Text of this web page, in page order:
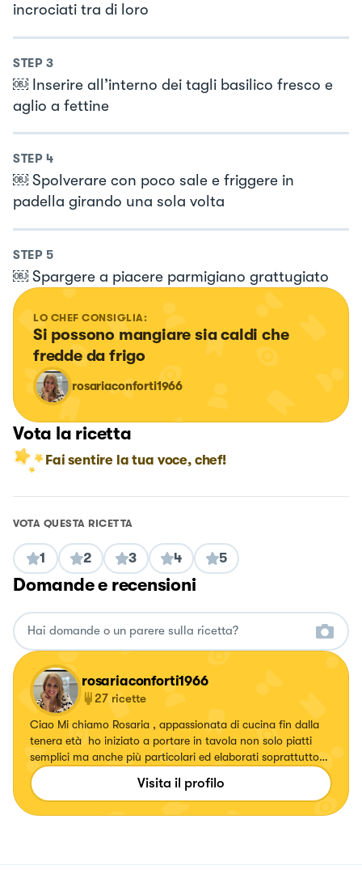
incrociati tra di loro
STEP 3
￼ Inserire all’interno dei tagli basilico fresco e
aglio a fettine
STEP 4
￼ Spolverare con poco sale e friggere in
padella girando una sola volta
STEP 5
￼ Spargere a piacere parmigiano grattugiato
LO CHEF CONSIGLIA:
Si possono mangiare sia caldi che
fredde da frigo
rosariaconforti1966
Vota la ricetta
Fai sentire la tua voce, chef!
VOTA QUESTA RICETTA
1 2 3 4 5
Domande e recensioni
rosariaconforti1966
27 ricette
Ciao Mi chiamo Rosaria , appassionata di cucina fin dalla
tenera età ho iniziato a portare in tavola non solo piatti
semplici ma anche più particolari ed elaborati soprattutto
quelli della mia terra,la Calabria ￼. Ho un￼ canale YouTube
Dove pubblico due volte a settimana. Adoro far dolci .
Visita il profilo